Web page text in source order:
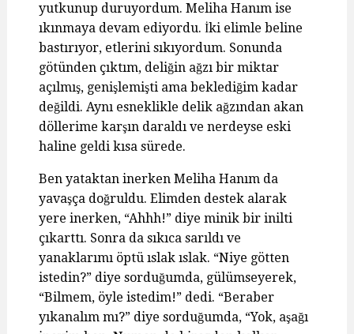
yutkunup duruyordum. Meliha Hanım ise
ıkınmaya devam ediyordu. İki elimle beline
bastırıyor, etlerini sıkıyordum. Sonunda
götünden çıktım, deliğin ağzı bir miktar
açılmış, genişlemişti ama beklediğim kadar
değildi. Aynı esneklikle delik ağzından akan
döllerime karşın daraldı ve nerdeyse eski
haline geldi kısa sürede.
Ben yataktan inerken Meliha Hanım da
yavaşça doğruldu. Elimden destek alarak
yere inerken, “Ahhh!” diye minik bir inilti
çıkarttı. Sonra da sıkıca sarıldı ve
yanaklarımı öptü ıslak ıslak. “Niye götten
istedin?” diye sorduğumda, gülümseyerek,
“Bilmem, öyle istedim!” dedi. “Beraber
yıkanalım mı?” diye sorduğumda, “Yok, aşağı